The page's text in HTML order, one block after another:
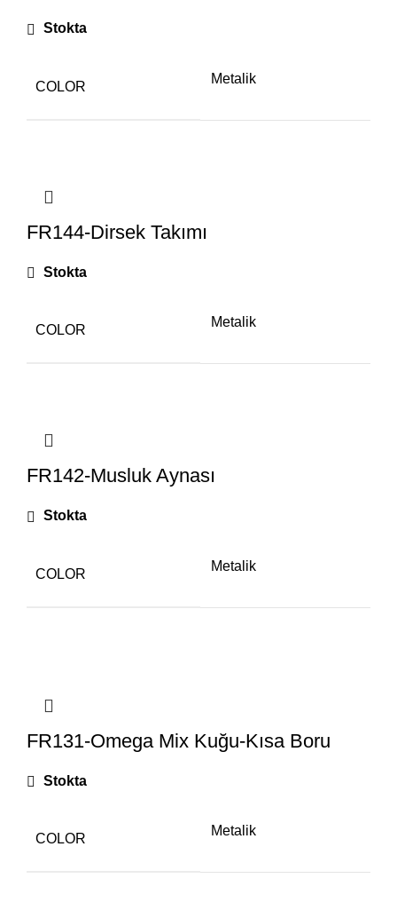
Stokta
COLOR
Metalik
FR144-Dirsek Takımı
Stokta
COLOR
Metalik
FR142-Musluk Aynası
Stokta
COLOR
Metalik
FR131-Omega Mix Kuğu-Kısa Boru
Stokta
COLOR
Metalik